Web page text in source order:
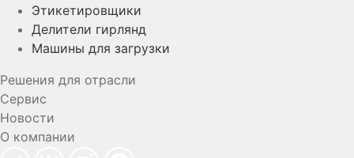
Этикетировщики
Делители гирлянд
Машины для загрузки
Решения для отрасли
Сервис
Новости
О компании